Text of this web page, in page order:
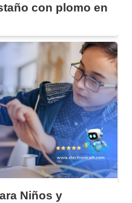
con plomo en
Niños y